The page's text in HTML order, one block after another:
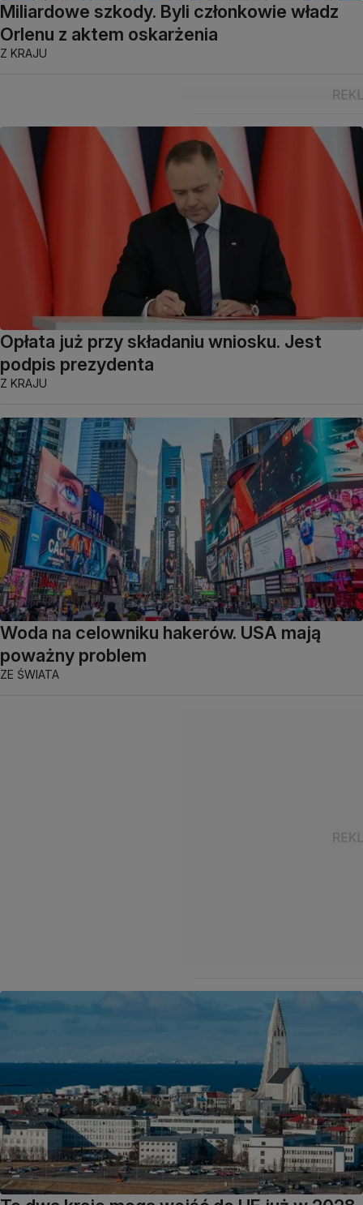
Miliardowe szkody. Byli członkowie władz
Orlenu z aktem oskarżenia
Z KRAJU
Opłata już przy składaniu wniosku. Jest
podpis prezydenta
Z KRAJU
Woda na celowniku hakerów. USA mają
poważny problem
ZE ŚWIATA